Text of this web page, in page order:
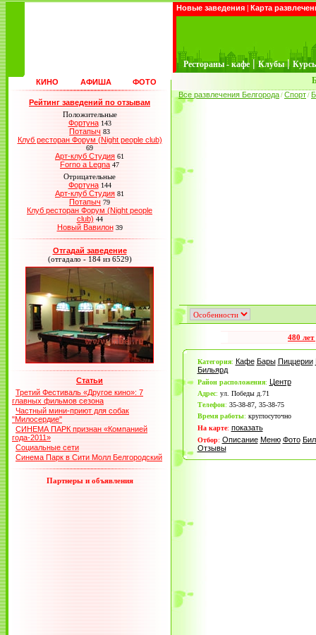
Новые заведения | Карта
Рестораны - кафе | Клубы |
КИНО АФИША ФОТО
Рейтинг заведений по отзывам
Положительные
Фортуна 143
Потапыч 83
Клуб ресторан Форум (Night people club)
69
Арт-клуб Студия 61
Forno a Legna 47
Отрицательные
Фортуна 144
Арт-клуб Студия 81
Потапыч 79
Клуб ресторан Форум (Night people
club) 44
Новый Вавилон 39
Отгадай заведение
(отгадало - 184 из 6529)
Статьи
Третий Фестиваль «Другое кино»: 7
главных фильмов сезона
Частный мини-приют для собак
"Милосердие"
СИНЕМА ПАРК признан «Компанией
года-2011»
Социальные сети
Синема Парк в Сити Молл Белгородский
Партнеры и объявления
Все развлечения Белгорода / Спорт /
480
Категория: Кафе Бары Пиццерии
Бильярд
Район расположения: Центр
Адрес: ул. Победы д.71
Телефон: 35-38-87, 35-38-75
Время работы: круглосуточно
На карте: показать
Отбор: Описание Меню Фото
Отзывы